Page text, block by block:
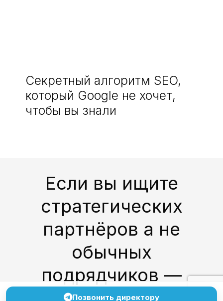
Секретный алгоритм SEO,
который Google не хочет,
чтобы вы знали
Если вы ищите
стратегических
партнёров а не
обычных
подрядчиков —
Позвонить директору